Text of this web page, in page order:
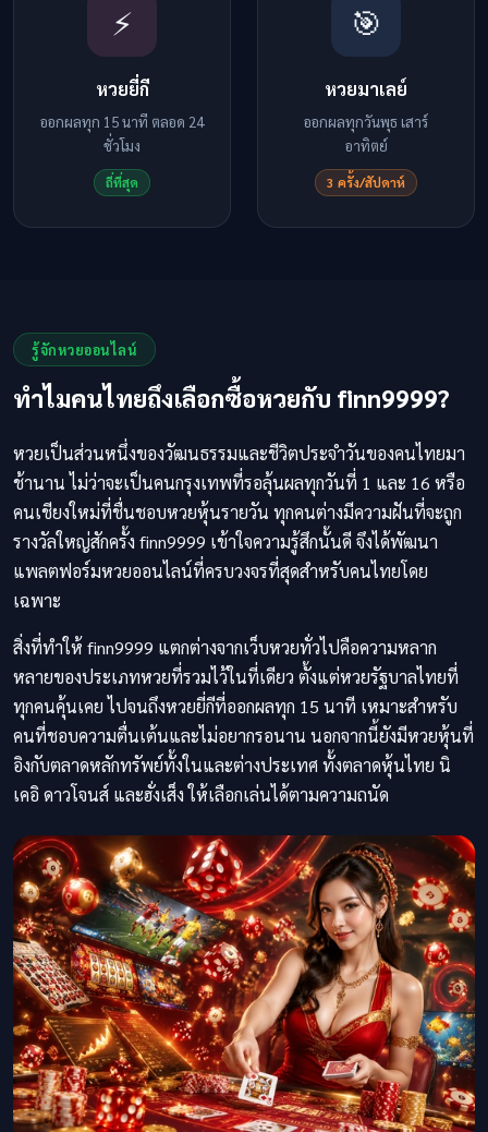
⚡
หวยยี่กี
ออกผลทุก 15 นาที ตลอด 24
ชั่วโมง
ถี่ที่สุด
🎯
หวยมาเลย์
ออกผลทุกวันพุธ เสาร์
อาทิตย์
3 ครั้ง/สัปดาห์
รู้จักหวยออนไลน์
ทำไมคนไทยถึงเลือกซื้อหวยกับ finn9999?
หวยเป็นส่วนหนึ่งของวัฒนธรรมและชีวิตประจำวันของคนไทยมา
ช้านาน ไม่ว่าจะเป็นคนกรุงเทพที่รอลุ้นผลทุกวันที่ 1 และ 16 หรือ
คนเชียงใหม่ที่ชื่นชอบหวยหุ้นรายวัน ทุกคนต่างมีความฝันที่จะถูก
รางวัลใหญ่สักครั้ง finn9999 เข้าใจความรู้สึกนั้นดี จึงได้พัฒนา
แพลตฟอร์มหวยออนไลน์ที่ครบวงจรที่สุดสำหรับคนไทยโดย
เฉพาะ
สิ่งที่ทำให้ finn9999 แตกต่างจากเว็บหวยทั่วไปคือความหลาก
หลายของประเภทหวยที่รวมไว้ในที่เดียว ตั้งแต่หวยรัฐบาลไทยที่
ทุกคนคุ้นเคย ไปจนถึงหวยยี่กีที่ออกผลทุก 15 นาที เหมาะสำหรับ
คนที่ชอบความตื่นเต้นและไม่อยากรอนาน นอกจากนี้ยังมีหวยหุ้นที่
อิงกับตลาดหลักทรัพย์ทั้งในและต่างประเทศ ทั้งตลาดหุ้นไทย นิ
เคอิ ดาวโจนส์ และฮั่งเส็ง ให้เลือกเล่นได้ตามความถนัด